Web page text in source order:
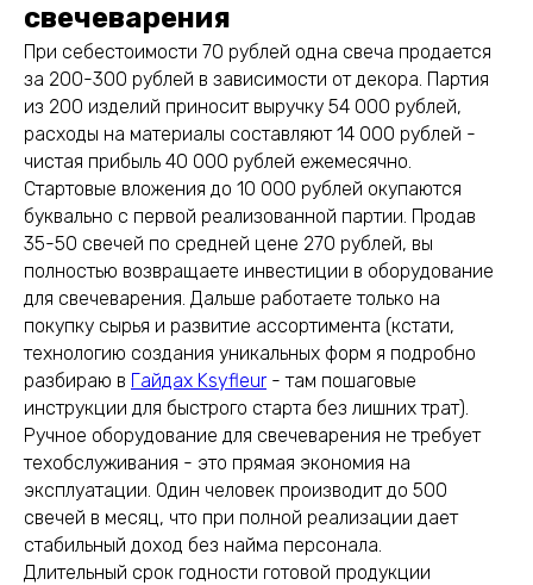
свечеварения
При себестоимости 70 рублей одна свеча продается
за 200-300 рублей в зависимости от декора. Партия
из 200 изделий приносит выручку 54 000 рублей,
расходы на материалы составляют 14 000 рублей -
чистая прибыль 40 000 рублей ежемесячно.
Стартовые вложения до 10 000 рублей окупаются
буквально с первой реализованной партии. Продав
35-50 свечей по средней цене 270 рублей, вы
полностью возвращаете инвестиции в оборудование
для свечеварения. Дальше работаете только на
покупку сырья и развитие ассортимента (кстати,
технологию создания уникальных форм я подробно
разбираю в Гайдах Ksyfleur - там пошаговые
инструкции для быстрого старта без лишних трат).
Ручное оборудование для свечеварения не требует
техобслуживания - это прямая экономия на
эксплуатации. Один человек производит до 500
свечей в месяц, что при полной реализации дает
стабильный доход без найма персонала.
Длительный срок годности готовой продукции